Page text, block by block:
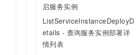
启服务实例
ListServiceInstanceDeployD
etails - 查询服务实例部署详
情列表